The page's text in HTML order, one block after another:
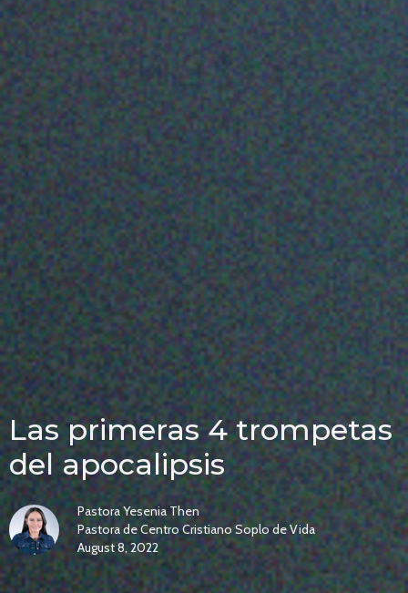
Las primeras 4 trompetas
del apocalipsis
Pastora Yesenia Then
Pastora de Centro Cristiano Soplo de Vida
August 8, 2022